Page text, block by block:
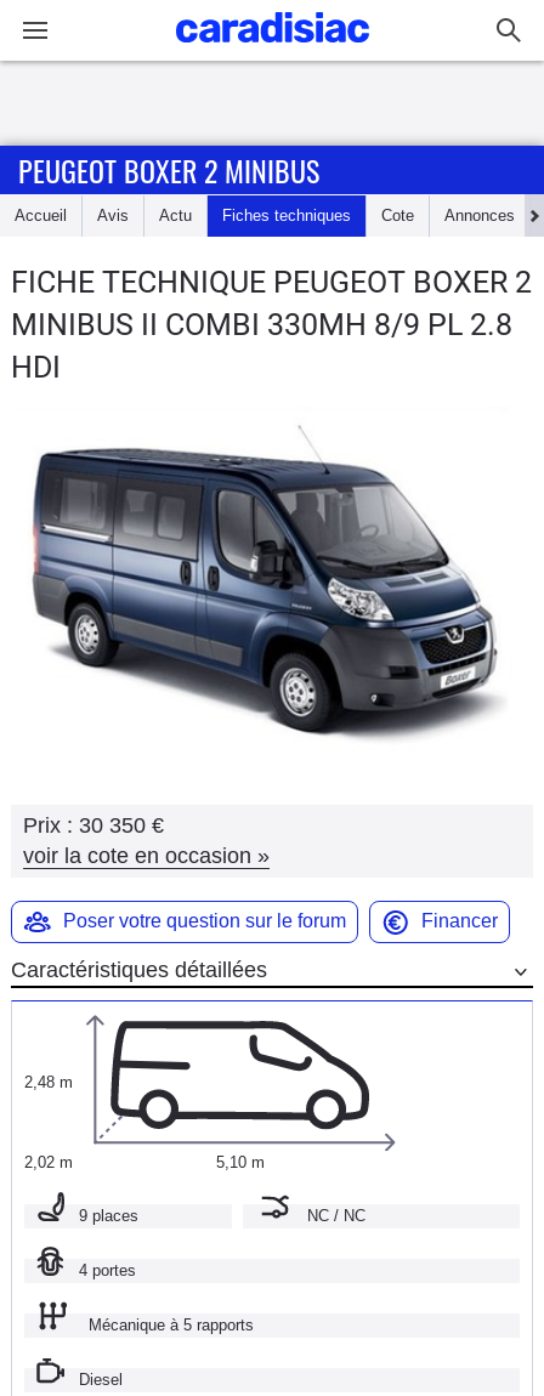
Accueil
Essais
Guide
d'achat
Electriques
Utilitaires
Flottes
Auto
Services
Marques
PEUGEOT BOXER 2 MINIBUS
Accueil Avis Actu Fiches techniques Cote Annonces
FICHE TECHNIQUE PEUGEOT BOXER 2
MINIBUS II COMBI 330MH 8/9 PL 2.8
HDI
Prix : 30 350 €
voir la cote en occasion »
Poser votre question sur le forum Financer
Caractéristiques détaillées
2,48 m
2,02 m 5,10 m
9 places NC / NC
4 portes
Mécanique à 5 rapports
Diesel